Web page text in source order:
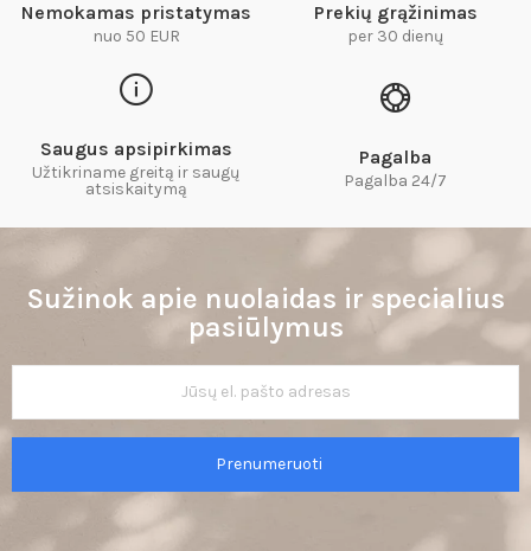
Nemokamas pristatymas
nuo 50 EUR
Prekių grąžinimas
per 30 dienų
Saugus apsipirkimas
Užtikriname greitą ir saugų
atsiskaitymą​
Pagalba
Pagalba 24/7
Sužinok apie nuolaidas ir specialius
pasiūlymus
Prenumeruoti